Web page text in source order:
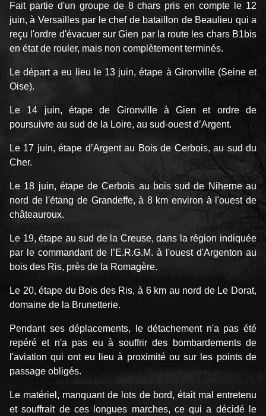
Fait partie d'un groupe de 8 chars pris en compte le 12
juin, à Versailles par le chef de bataillon de Beaulieu qui a
reçu l'ordre d'évacuer sur Gien par la route les chars B1bis
en état de rouler, mais non complètement terminés.
Le départ a eu lieu le 13 juin, étape à Gironville (Seine et
Oise).
Le 14 juin, étape de Gironville à Gien et ordre de
poursuivre au sud de la Loire, au sud-ouest d’Argent.
Le 17 juin, étape d’Argent au Bois de Cerbois, au sud du
Cher.
Le 18 juin, étape de Cerbois au bois sud de Niherne au
nord de l'étang de Grandeffe, à 8 km environ à l'ouest de
châteauroux.
Le 19, étape au sud de la Creuse, dans la région indiquée
par le commandant de l’E.R.G.M. à l'ouest d'Argenton au
bois des Ris, près de la Romagère.
Le 20, étape du Bois des Ris, à 6 km au nord de Le Dorat,
domaine de la Brunetterie.
Pendant ses déplacements, le détachement n'a pas été
repéré et n'a pas eu à souffrir des bombardements de
l'aviation qui ont eu lieu à proximité ou sur les points de
passage obligés.
Le matériel, manquant de lots de bord, était mal entretenu
et souffrait de ces longues marches, ce qui a décidé le